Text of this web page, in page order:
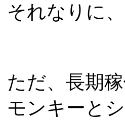
それなりに
ただ、長期
モンキーと